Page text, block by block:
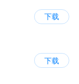
下载
下载